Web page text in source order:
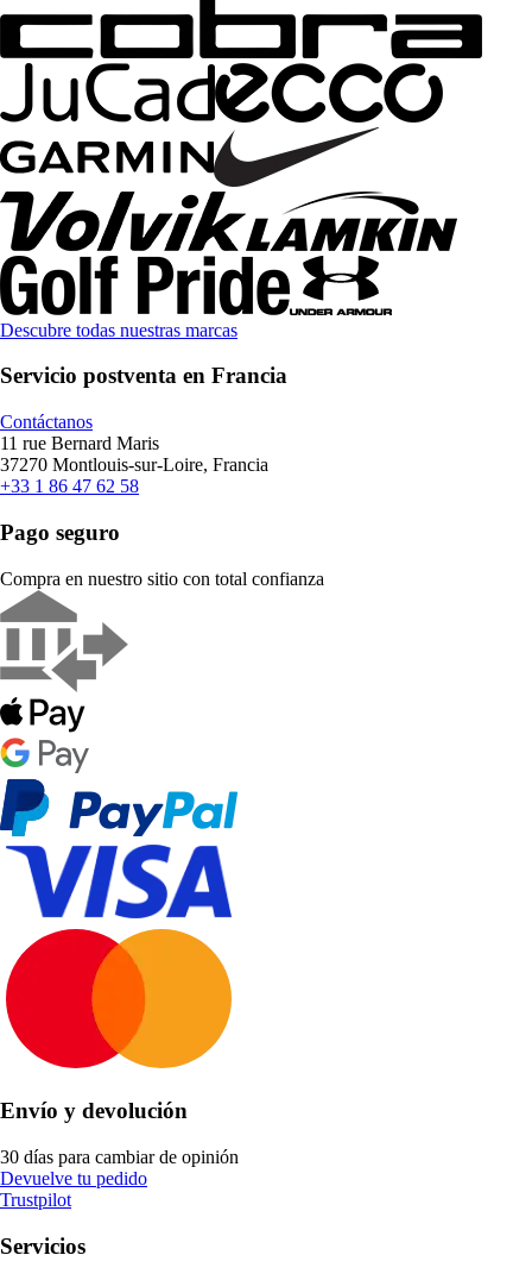
Descubre todas nuestras marcas
Servicio postventa en Francia
Contáctanos
11 rue Bernard Maris
37270 Montlouis-sur-Loire, Francia
+33 1 86 47 62 58
Pago seguro
Compra en nuestro sitio con total confianza
Envío y devolución
30 días para cambiar de opinión
Devuelve tu pedido
Trustpilot
Servicios